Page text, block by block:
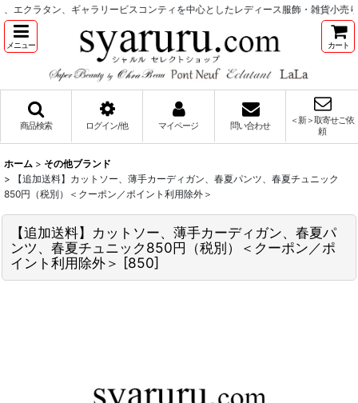
クラタン、ギャラリービスコンティを中心としたレディース服飾・雑貨小売り
メニュー カート
商品検索 ログイン/他 マイページ 問い合わせ
＜新＞取寄せご依
頼
ホーム > その他ブランド
>
【追加送料】カットソー、薄手カーディガン、春夏パンツ、春夏チュニック
850円（税別）＜クーポン／ポイント利用除外＞
【追加送料】カットソー、薄手カーディガン、春夏パ
ンツ、春夏チュニック850円（税別）＜クーポン／ポ
イント利用除外＞ [850]